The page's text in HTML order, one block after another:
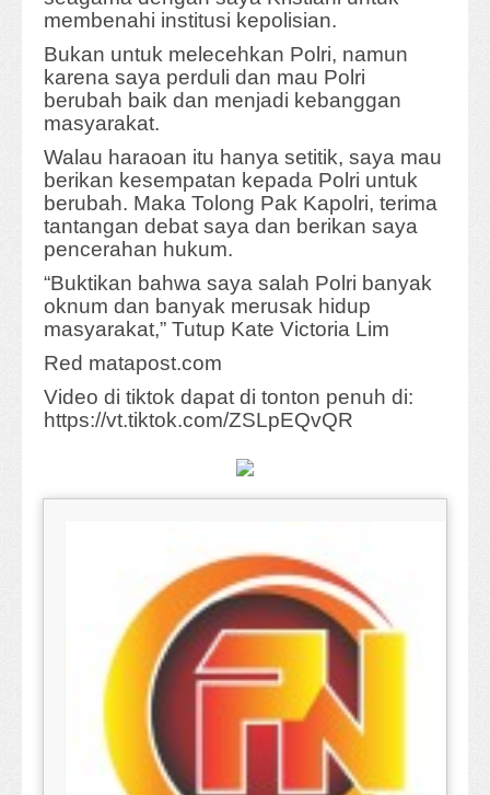
membenahi institusi kepolisian.
Bukan untuk melecehkan Polri, namun
karena saya perduli dan mau Polri
berubah baik dan menjadi kebanggan
masyarakat.
Walau haraoan itu hanya setitik, saya mau
berikan kesempatan kepada Polri untuk
berubah. Maka Tolong Pak Kapolri, terima
tantangan debat saya dan berikan saya
pencerahan hukum.
“Buktikan bahwa saya salah Polri banyak
oknum dan banyak merusak hidup
masyarakat,” Tutup Kate Victoria Lim
Red matapost.com
Video di tiktok dapat di tonton penuh di:
https://vt.tiktok.com/ZSLpEQvQR